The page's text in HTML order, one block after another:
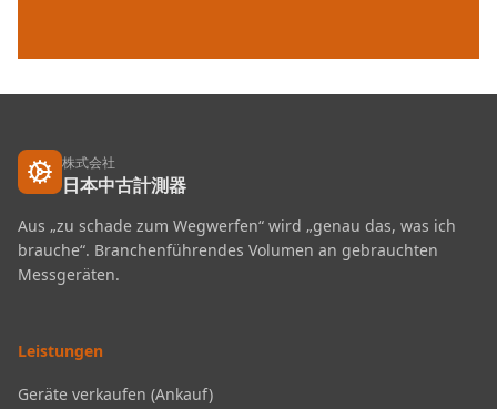
株式会社
日本中古計測器
Aus „zu schade zum Wegwerfen“ wird „genau das, was ich
brauche“. Branchenführendes Volumen an gebrauchten
Messgeräten.
Leistungen
Geräte verkaufen (Ankauf)